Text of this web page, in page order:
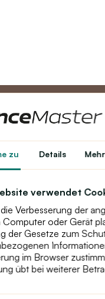
zu Details
verwendet
Verbesserung der
Computer oder Gerät
der Gesetze zum
im Browser
übt bei weiterer
Konto
Konto
Newsletter